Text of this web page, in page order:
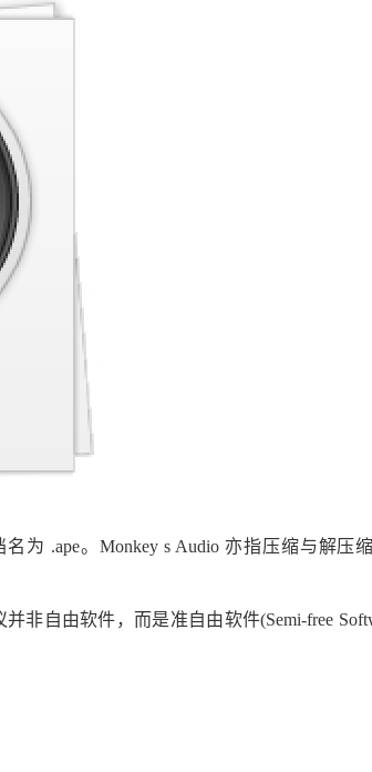
为 .ape。Monkey s Audio 亦指压缩与解压
非自由软件，而是准自由软件(Semi-free